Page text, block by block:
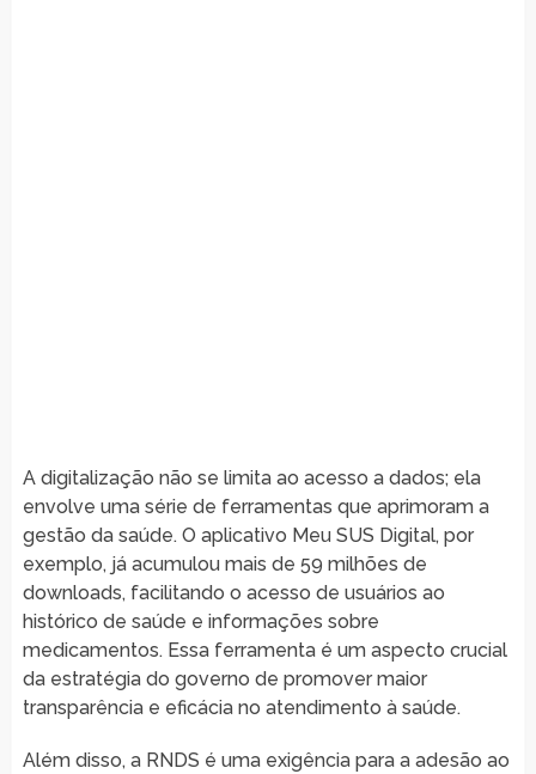
A digitalização não se limita ao acesso a dados; ela
envolve uma série de ferramentas que aprimoram a
gestão da saúde. O aplicativo Meu SUS Digital, por
exemplo, já acumulou mais de 59 milhões de
downloads, facilitando o acesso de usuários ao
histórico de saúde e informações sobre
medicamentos. Essa ferramenta é um aspecto crucial
da estratégia do governo de promover maior
transparência e eficácia no atendimento à saúde.
Além disso, a RNDS é uma exigência para a adesão ao